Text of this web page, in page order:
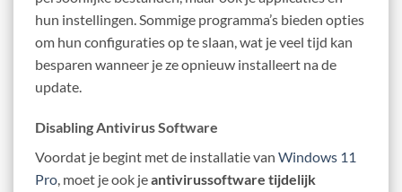
hun instellingen. Sommige programma’s bieden opties
om hun configuraties op te slaan, wat je veel tijd kan
besparen wanneer je ze opnieuw installeert na de
update.
Disabling Antivirus Software
Voordat je begint met de installatie van Windows 11
Pro, moet je ook jeantivirussoftware tijdelijk